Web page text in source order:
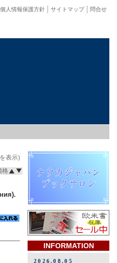
問合せ
サイトマップ
個人情報保護方針
表示)
格
INFORMATION